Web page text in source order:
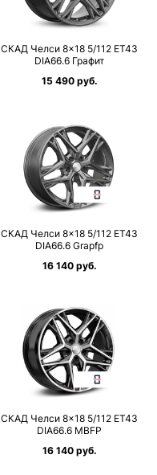
СКАД Челси 8×18 5/112 ET43
DIA66.6 Графит
15 490 руб.
СКАД Челси 8×18 5/112 ET43
DIA66.6 Grapfp
16 140 руб.
СКАД Челси 8×18 5/112 ET43
DIA66.6 MBFP
16 140 руб.